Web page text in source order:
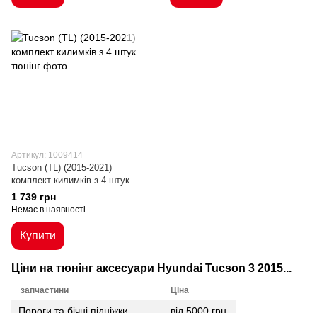
Артикул: 1009414
Tucson (TL) (2015-2021)
комплект килимків з 4 штук
1 739 грн
Немає в наявності
Купити
Ціни на тюнінг аксесуари Hyundai Tucson 3 2015...
запчастини Ціна